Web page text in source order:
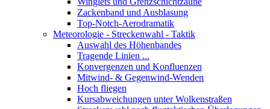
Zackenband und Ausblasung
Top-Notch-Aerodramatik
Meteorologie - Streckenwahl - Taktik
Auswahl des Höhenbandes
Tragende Linien ...
Konvergenzen und Konfluenzen
Mitwind- & Gegenwind-Wenden
Hoch fliegen
Kursabweichungen unter Wolkenstraßen